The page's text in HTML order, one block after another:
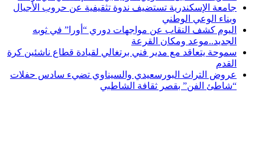
جامعة الإسكندرية تستضيف ندوة تثقيفية عن حروب الأجيال
وبناء الوعي الوطني
اليوم كشف النقاب عن مواجهات دوري “أورا” في ثوبه
الجديد..موعد ومكان القرعة
سموحة يتعاقد مع مدير فني برتغالي لقيادة قطاع ناشئين كرة
القدم
عروض التراث البورسعيدي والسيناوي تضيء سادس حفلات
“شاطئ الفن” بقصر ثقافة الشاطبي